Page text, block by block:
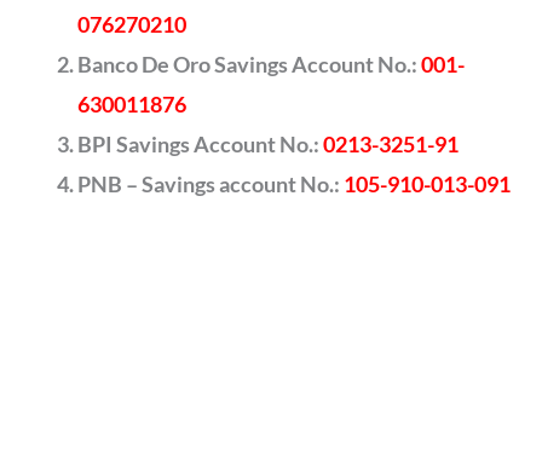
076270210
Banco De Oro Savings Account No.:001-
630011876
BPI Savings Account No.:0213-3251-91
PNB – Savings account No.: 105-910-013-091